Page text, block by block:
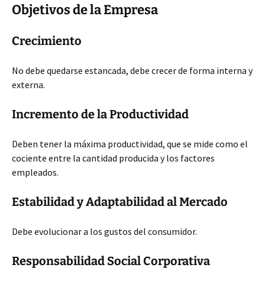
Objetivos de la Empresa
Crecimiento
No debe quedarse estancada, debe crecer de forma interna y
externa.
Incremento de la Productividad
Deben tener la máxima productividad, que se mide como el
cociente entre la cantidad producida y los factores
empleados.
Estabilidad y Adaptabilidad al Mercado
Debe evolucionar a los gustos del consumidor.
Responsabilidad Social Corporativa